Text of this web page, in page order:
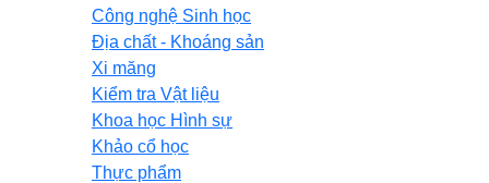
Công nghệ Sinh học
Địa chất - Khoáng sản
Xi măng
Kiểm tra Vật liệu
Khoa học Hình sự
Khảo cổ học
Thực phẩm